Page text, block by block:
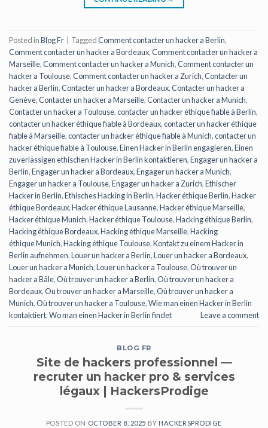
Posted inBlog Fr TaggedComment contacter un hacker a Berlin,
Comment contacter un hacker a Bordeaux,Comment contacter un hacker a
Marseille,Comment contacter un hacker a Munich,Comment contacter un
hacker a Toulouse,Comment contacter un hacker a Zurich,Contacter un
hacker a Berlin,Contacter un hacker a Bordeaux,Contacter un hacker a
Genève,Contacter un hacker a Marseille,Contacter un hacker a Munich,
Contacter un hacker a Toulouse,contacter un hacker éthique fiable à Berlin,
contacter un hacker éthique fiable à Bordeaux,contacter un hacker éthique
fiable à Marseille,contacter un hacker éthique fiable à Munich,contacter un
hacker éthique fiable à Toulouse,Einen Hacker in Berlin engagieren,Einen
zuverlässigen ethischen Hacker in Berlin kontaktieren,Engager un hacker a
Berlin,Engager un hacker a Bordeaux,Engager un hacker a Munich,
Engager un hacker a Toulouse,Engager un hacker a Zurich,Ethischer
Hacker in Berlin,Ethisches Hacking in Berlin,Hacker éthique Berlin,Hacker
éthique Bordeaux,Hacker éthique Lausanne,Hacker éthique Marseille,
Hacker éthique Munich,Hacker éthique Toulouse,Hacking éthique Berlin,
Hacking éthique Bordeaux,Hacking éthique Marseille,Hacking
éthique Munich,Hacking éthique Toulouse,Kontakt zu einem Hacker in
Berlin aufnehmen,Louer un hacker a Berlin,Louer un hacker a Bordeaux,
Louer un hacker a Munich,Louer un hacker a Toulouse,Où trouver un
hacker a Bâle,Où trouver un hacker a Berlin,Où trouver un hacker a
Bordeaux,Ou trouver un hacker a Marseille,Où trouver un hacker a
Munich,Où trouver un hacker a Toulouse,Wie man einen Hacker in Berlin
kontaktiert,Wo man einen Hacker in Berlin findet Leave a comment
BLOG FR
Site de hackers professionnel —
recruter un hacker pro & services
légaux | HackersProdige
POSTED ON OCTOBER 8, 2025 BY HACKERSPRODIGE